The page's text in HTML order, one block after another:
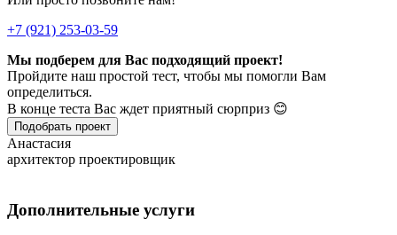
+7 (921) 253-03-59
Мы подберем для Вас подходящий проект!
Пройдите наш простой тест, чтобы мы помогли Вам
определиться.
В конце теста Вас ждет приятный сюрприз 😊
Подобрать проект
Анастасия
архитектор проектировщик
Дополнительные услуги